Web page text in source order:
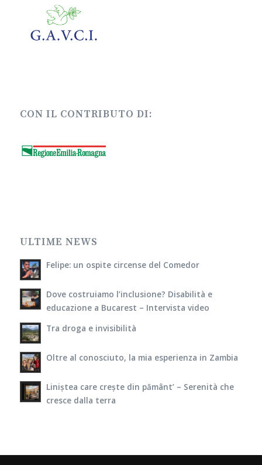
CON IL CONTRIBUTO DI:
ULTIME NEWS
Felipe: un ospite circense del Comedor
Dove costruiamo l’inclusione? Disabilità e
educazione a Bucarest – Intervista video
Tra droga e invisibilità
Oltre al conosciuto, la mia esperienza in Zambia
Liniștea care crește din pământ’ – Serenità che
cresce dalla terra